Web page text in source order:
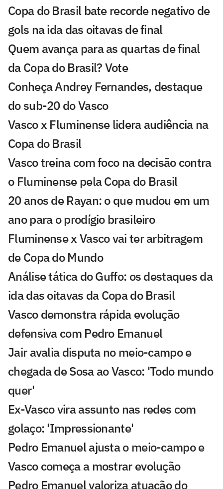
Copa do Brasil bate recorde negativo de
gols na ida das oitavas de final
Quem avança para as quartas de final
da Copa do Brasil? Vote
Conheça Andrey Fernandes, destaque
do sub-20 do Vasco
Vasco x Fluminense lidera audiência na
Copa do Brasil
Vasco treina com foco na decisão contra
o Fluminense pela Copa do Brasil
20 anos de Rayan: o que mudou em um
ano para o prodígio brasileiro
Fluminense x Vasco vai ter arbitragem
de Copa do Mundo
Análise tática do Guffo: os destaques da
ida das oitavas da Copa do Brasil
Vasco demonstra rápida evolução
defensiva com Pedro Emanuel
Jair avalia disputa no meio-campo e
chegada de Sosa ao Vasco: 'Todo mundo
quer'
Ex-Vasco vira assunto nas redes com
golaço: 'Impressionante'
Pedro Emanuel ajusta o meio-campo e
Vasco começa a mostrar evolução
Pedro Emanuel valoriza atuação do